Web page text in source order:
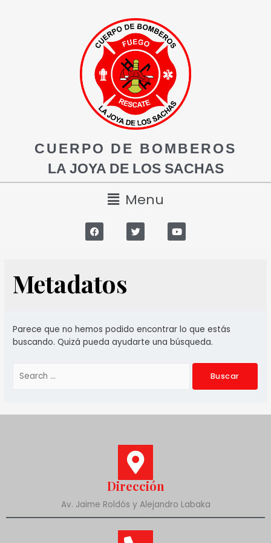
CUERPO DE BOMBEROS
LA JOYA DE LOS SACHAS
Menu
Metadatos
Parece que no hemos podido encontrar lo que estás
buscando. Quizá pueda ayudarte una búsqueda.
Dirección
Av. Jaime Roldós y Alejandro Labaka